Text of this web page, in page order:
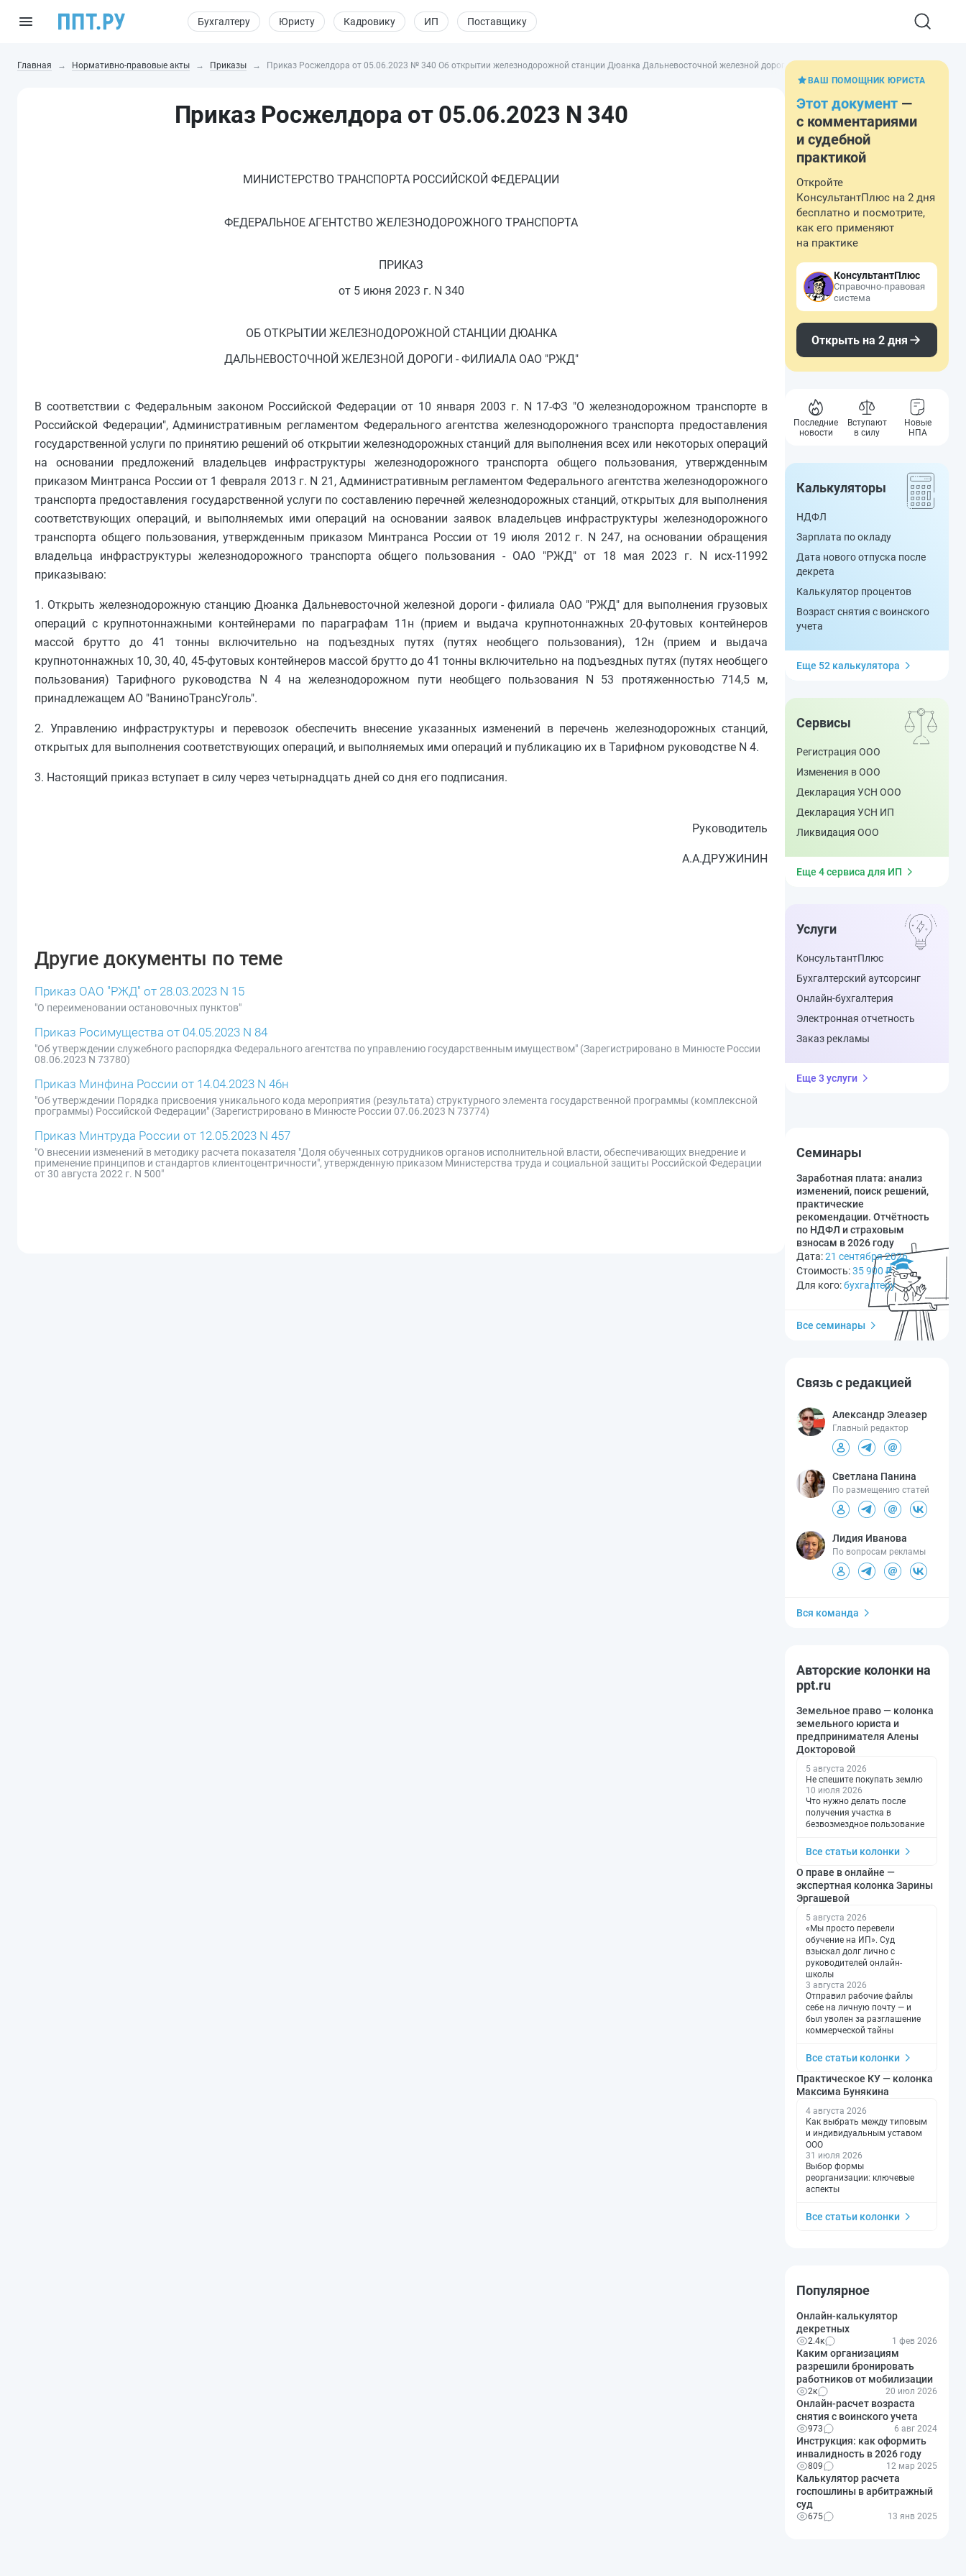
Бухгалтеру Юристу Кадровику ИП Поставщику
Главная Нормативно-правовые акты Приказы Приказ Росжелдора от 05.06.2023 № 340 Об открытии железнодорожной станции Дюанка Дальневосточной железной дороги - филиала ОАО РЖД
Приказ Росжелдора от 05.06.2023 N 340
МИНИСТЕРСТВО ТРАНСПОРТА РОССИЙСКОЙ ФЕДЕРАЦИИ
ФЕДЕРАЛЬНОЕ АГЕНТСТВО ЖЕЛЕЗНОДОРОЖНОГО ТРАНСПОРТА
ПРИКАЗ
от 5 июня 2023 г. N 340
ОБ ОТКРЫТИИ ЖЕЛЕЗНОДОРОЖНОЙ СТАНЦИИ ДЮАНКА
ДАЛЬНЕВОСТОЧНОЙ ЖЕЛЕЗНОЙ ДОРОГИ - ФИЛИАЛА ОАО "РЖД"
В соответствии с Федеральным законом Российской Федерации от 10 января 2003 г. N 17-ФЗ "О железнодорожном транспорте в
Российской Федерации", Административным регламентом Федерального агентства железнодорожного транспорта предоставления
государственной услуги по принятию решений об открытии железнодорожных станций для выполнения всех или некоторых операций
на основании предложений владельцев инфраструктуры железнодорожного транспорта общего пользования, утвержденным
приказом Минтранса России от 1 февраля 2013 г. N 21, Административным регламентом Федерального агентства железнодорожного
транспорта предоставления государственной услуги по составлению перечней железнодорожных станций, открытых для выполнения
соответствующих операций, и выполняемых ими операций на основании заявок владельцев инфраструктуры железнодорожного
транспорта общего пользования, утвержденным приказом Минтранса России от 19 июля 2012 г. N 247, на основании обращения
владельца инфраструктуры железнодорожного транспорта общего пользования - ОАО "РЖД" от 18 мая 2023 г. N исх-11992
приказываю:
1. Открыть железнодорожную станцию Дюанка Дальневосточной железной дороги - филиала ОАО "РЖД" для выполнения грузовых
операций с крупнотоннажными контейнерами по параграфам 11н (прием и выдача крупнотоннажных 20-футовых контейнеров
массой брутто до 41 тонны включительно на подъездных путях (путях необщего пользования), 12н (прием и выдача
крупнотоннажных 10, 30, 40, 45-футовых контейнеров массой брутто до 41 тонны включительно на подъездных путях (путях необщего
пользования) Тарифного руководства N 4 на железнодорожном пути необщего пользования N 53 протяженностью 714,5 м,
принадлежащем АО "ВаниноТрансУголь".
2. Управлению инфраструктуры и перевозок обеспечить внесение указанных изменений в перечень железнодорожных станций,
открытых для выполнения соответствующих операций, и выполняемых ими операций и публикацию их в Тарифном руководстве N 4.
3. Настоящий приказ вступает в силу через четырнадцать дней со дня его подписания.
Руководитель
А.А.ДРУЖИНИН
Другие документы по теме
Приказ ОАО "РЖД" от 28.03.2023 N 15
"О переименовании остановочных пунктов"
Приказ Росимущества от 04.05.2023 N 84
"Об утверждении служебного распорядка Федерального агентства по управлению государственным имуществом" (Зарегистрировано в Минюсте России
08.06.2023 N 73780)
Приказ Минфина России от 14.04.2023 N 46н
"Об утверждении Порядка присвоения уникального кода мероприятия (результата) структурного элемента государственной программы (комплексной
программы) Российской Федерации" (Зарегистрировано в Минюсте России 07.06.2023 N 73774)
Приказ Минтруда России от 12.05.2023 N 457
"О внесении изменений в методику расчета показателя "Доля обученных сотрудников органов исполнительной власти, обеспечивающих внедрение и
применение принципов и стандартов клиентоцентричности", утвержденную приказом Министерства труда и социальной защиты Российской Федерации
от 30 августа 2022 г. N 500"
ВАШ ПОМОЩНИК ЮРИСТА
Этот документ —
с комментариями
и судебной
практикой
Откройте
КонсультантПлюс на 2 дня
бесплатно и посмотрите,
как его применяют
на практике
КонсультантПлюс
Справочно-правовая
система
Открыть на 2 дня
Последние
новости
Вступают
в силу
Новые
НПА
Калькуляторы
НДФЛ
Зарплата по окладу
Дата нового отпуска после
декрета
Калькулятор процентов
Возраст снятия с воинского
учета
Еще 52 калькулятора
Сервисы
Регистрация ООО
Изменения в ООО
Декларация УСН ООО
Декларация УСН ИП
Ликвидация ООО
Еще 4 сервиса для ИП
Услуги
КонсультантПлюс
Бухгалтерский аутсорсинг
Онлайн-бухгалтерия
Электронная отчетность
Заказ рекламы
Еще 3 услуги
Семинары
Заработная плата: анализ
изменений, поиск решений,
практические
рекомендации. Отчётность
по НДФЛ и страховым
взносам в 2026 году
Дата:21 сентября 2026
Стоимость:35 900 ₽
Для кого:бухгалтеру
Все семинары
Связь с редакцией
Александр Элеазер
Главный редактор
Светлана Панина
По размещению статей
Лидия Иванова
По вопросам рекламы
Вся команда
Авторские колонки на
ppt.ru
Земельное право — колонка
земельного юриста и
предпринимателя Алены
Докторовой
5 августа 2026
Не спешите покупать землю
10 июля 2026
Что нужно делать после
получения участка в
безвозмездное пользование
Все статьи колонки
О праве в онлайне —
экспертная колонка Зарины
Эргашевой
5 августа 2026
«Мы просто перевели
обучение на ИП». Суд
взыскал долг лично с
руководителей онлайн-
школы
3 августа 2026
Отправил рабочие файлы
себе на личную почту — и
был уволен за разглашение
коммерческой тайны
Все статьи колонки
Практическое КУ — колонка
Максима Бунякина
4 августа 2026
Как выбрать между типовым
и индивидуальным уставом
ООО
31 июля 2026
Выбор формы
реорганизации: ключевые
аспекты
Все статьи колонки
Популярное
Онлайн-калькулятор
декретных
2.4к 1 фев 2026
Каким организациям
разрешили бронировать
работников от мобилизации
2к 20 июл 2026
Онлайн-расчет возраста
снятия с воинского учета
973 6 авг 2024
Инструкция: как оформить
инвалидность в 2026 году
809 12 мар 2025
Калькулятор расчета
госпошлины в арбитражный
суд
675 13 янв 2025